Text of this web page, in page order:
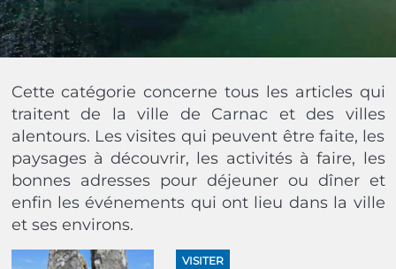
Cette catégorie concerne tous les articles qui
traitent de la ville de Carnac et des villes
alentours. Les visites qui peuvent être faite, les
paysages à découvrir, les activités à faire, les
bonnes adresses pour déjeuner ou dîner et
enfin les événements qui ont lieu dans la ville
et ses environs.
VISITER